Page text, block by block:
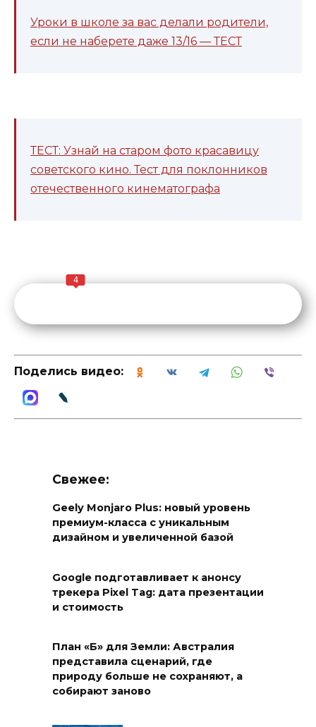
Уроки в школе за вас делали родители,
если не наберете даже 13/16 — ТЕСТ
ТЕСТ: Узнай на старом фото красавицу
советского кино. Тест для поклонников
отечественного кинематографа
4
Поделись видео:
Свежее:
Geely Monjaro Plus: новый уровень
премиум-класса с уникальным
дизайном и увеличенной базой
Google подготавливает к анонсу
трекера Pixel Tag: дата презентации
и стоимость
План «Б» для Земли: Австралия
представила сценарий, где
природу больше не сохраняют, а
собирают заново